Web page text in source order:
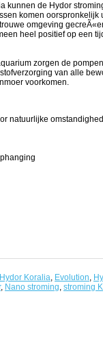
kunnen de Hydor
komen oorspronkelijk
omgeving
heel positief op een
zorgen de
van alle
voorkomen.
natuurlijke
Hydor Koralia, Evolution,
, Nano stroming, stroming